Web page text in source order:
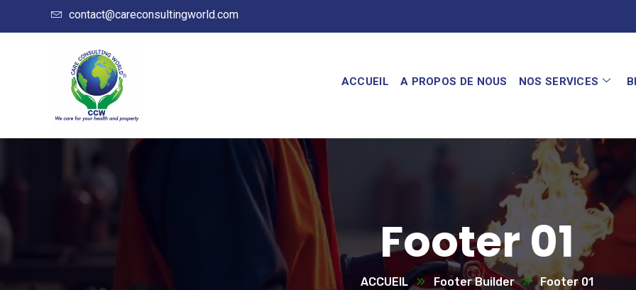
contact@careconsultingworld.com
ACCUEIL A PROPOS DE NOUS NOS SERVICES
Footer 01
ACCUEIL Footer Builder Footer 01